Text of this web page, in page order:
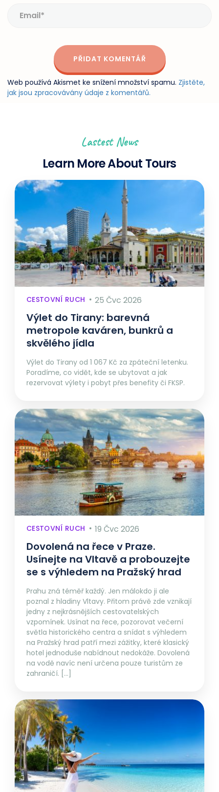
Web používá Akismet ke snížení množství spamu. Zjistěte,
jak jsou zpracovávány údaje z komentářů.
Lastest News
Learn More About Tours
CESTOVNÍ RUCH 25 Čvc 2026
Výlet do Tirany: barevná
metropole kaváren, bunkrů a
skvělého jídla
Výlet do Tirany od 1 067 Kč za zpáteční letenku.
Poradíme, co vidět, kde se ubytovat a jak
rezervovat výlety i pobyt přes benefity či FKSP.
CESTOVNÍ RUCH 19 Čvc 2026
Dovolená na řece v Praze.
Usínejte na Vltavě a probouzejte
se s výhledem na Pražský hrad
Prahu zná téměř každý. Jen málokdo ji ale
poznal z hladiny Vltavy. Přitom právě zde vznikají
jedny z nejkrásnějších cestovatelských
vzpomínek. Usínat na řece, pozorovat večerní
světla historického centra a snídat s výhledem
na Pražský hrad patří mezi zážitky, které klasický
hotel jednoduše nabídnout nedokáže. Dovolená
na vodě navíc není určena pouze turistům ze
zahraničí. […]